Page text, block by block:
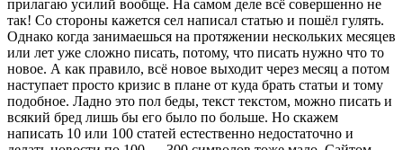
прилагаю усилий вообще. На самом деле всё совершенно не
так! Со стороны кажется сел написал статью и пошёл гулять.
Однако когда занимаешься на протяжении нескольких месяцев
или лет уже сложно писать, потому, что писать нужно что то
новое. А как правило, всё новое выходит через месяц а потом
наступает просто кризис в плане от куда брать статьи и тому
подобное. Ладно это пол беды, текст текстом, можно писать и
всякий бред лишь бы его было по больше. Но скажем
написать 10 или 100 статей естественно недостаточно и